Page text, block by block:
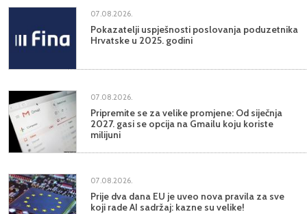
07.08.2026.
Pokazatelji uspješnosti poslovanja poduzetnika
Hrvatske u 2025. godini
07.08.2026.
Pripremite se za velike promjene: Od siječnja
2027. gasi se opcija na Gmailu koju koriste
milijuni
07.08.2026.
Prije dva dana EU je uveo nova pravila za sve
koji rade AI sadržaj: kazne su velike!